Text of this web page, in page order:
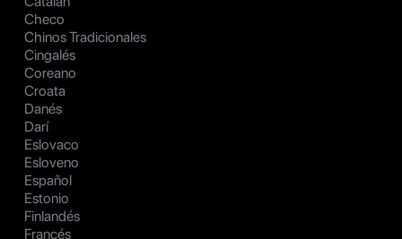
Checo
Chinos Tradicionales
Cingalés
Coreano
Croata
Danés
Darí
Eslovaco
Esloveno
Español
Estonio
Finlandés
Francés